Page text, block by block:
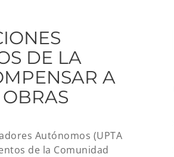
DE LA
A
Autónomos (UPTA
de la Comunidad